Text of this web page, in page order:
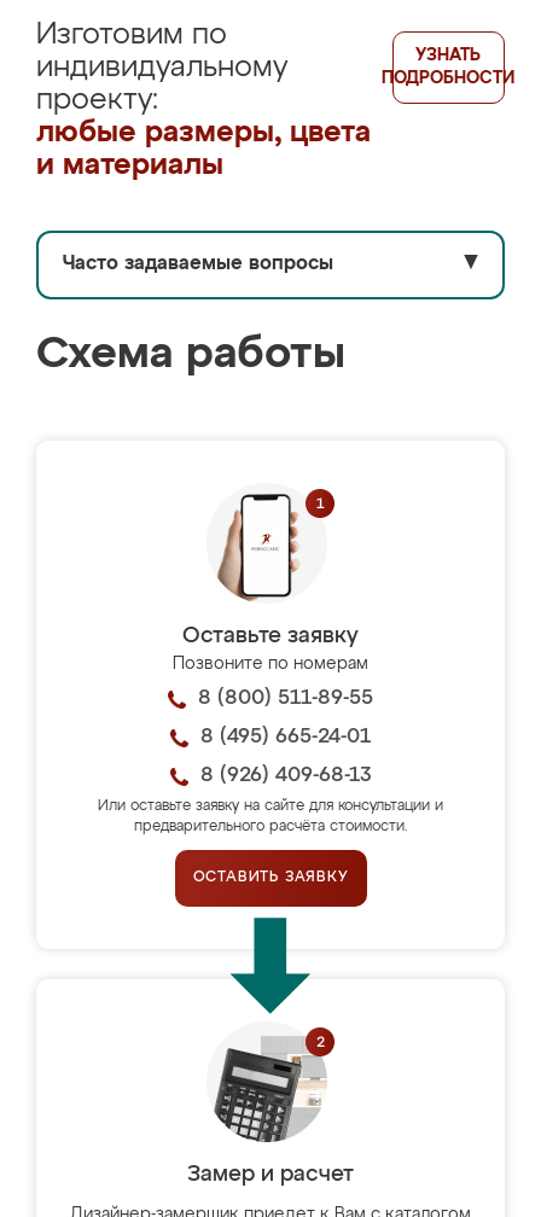
Изготовим по
индивидуальному
проекту:
любые размеры, цвета
и материалы
УЗНАТЬ
ПОДРОБНОСТИ
Часто задаваемые вопросы ▼
Схема работы
Оставьте заявку
Позвоните по номерам
8 (800) 511-89-55
8 (495) 665-24-01
8 (926) 409-68-13
Или оставьте заявку на сайте для консультации и
предварительного расчёта стоимости.
ОСТАВИТЬ ЗАЯВКУ
Замер и расчет